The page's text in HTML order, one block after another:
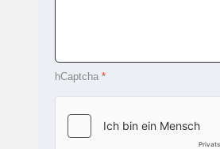
hCaptcha *